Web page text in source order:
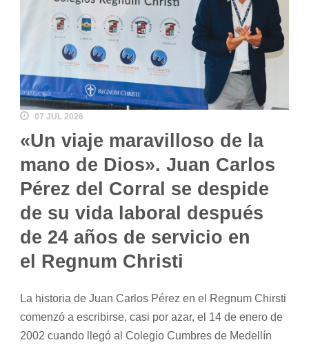
07 JUL 2026
«Un viaje maravilloso de la
mano de Dios». Juan Carlos
Pérez del Corral se despide
de su vida laboral después
de 24 años de servicio en
el Regnum Christi
La historia de Juan Carlos Pérez en el Regnum Chirsti
comenzó a escribirse, casi por azar, el 14 de enero de
2002 cuando llegó al Colegio Cumbres de Medellín